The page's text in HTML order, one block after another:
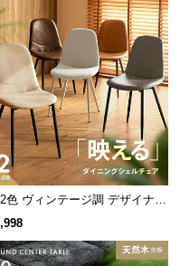
スライドカバー
色 ヴィンテージ調 デザイナー
ェルチェア